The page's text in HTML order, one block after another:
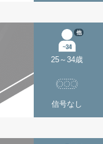
25～34歳
他
信号なし